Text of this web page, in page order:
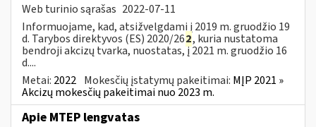
Web turinio sąrašas 2022-07-11
Informuojame, kad, atsižvelgdami į 2019 m. gruodžio 19
d. Tarybos direktyvos (ES) 2020/262, kuria nustatoma
bendroji akcizų tvarka, nuostatas, į 2021 m. gruodžio 16
d....
Metai: 2022 Mokesčių įstatymų pakeitimai: MĮP 2021 »
Akcizų mokesčių pakeitimai nuo 2023 m.
Apie MTEP lengvatas